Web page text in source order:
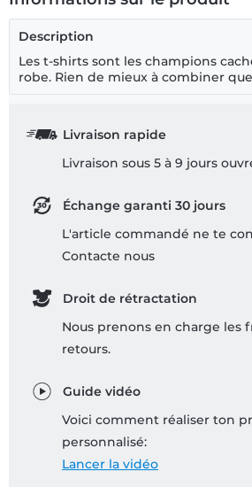
Description
Les t-shirts sont les champions
robe. Rien de mieux à combiner
Livraison rapide
Livraison sous 5 à 9 jours
Échange garanti 30 jours
L'article commandé ne te
Contacte nous
Droit de rétractation
Nous prenons en charge les
retours.
Guide vidéo
Voici comment réaliser ton
personnalisé:
Lancer la vidéo